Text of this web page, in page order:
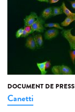
DOCUMENT DE
Canetti